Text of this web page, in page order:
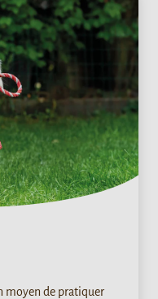
moyen de pratiquer